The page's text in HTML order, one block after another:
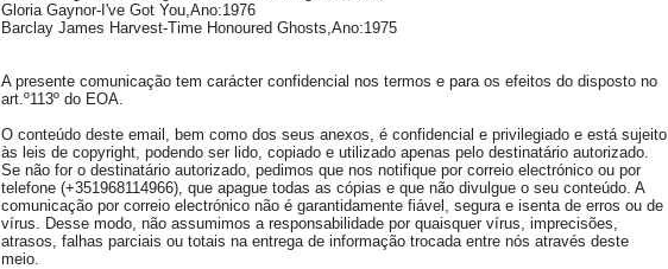
Gloria Gaynor-I've Got You,Ano:1976
Barclay James Harvest-Time Honoured Ghosts,Ano:1975
A presente comunicação tem carácter confidencial nos termos e para os efeitos do disposto no
art.º113º do EOA.
O conteúdo deste email, bem como dos seus anexos, é confidencial e privilegiado e está sujeito
às leis de copyright, podendo ser lido, copiado e utilizado apenas pelo destinatário autorizado.
Se não for o destinatário autorizado, pedimos que nos notifique por correio electrónico ou por
telefone (+351968114966), que apague todas as cópias e que não divulgue o seu conteúdo. A
comunicação por correio electrónico não é garantidamente fiável, segura e isenta de erros ou de
vírus. Desse modo, não assumimos a responsabilidade por quaisquer vírus, imprecisões,
atrasos, falhas parciais ou totais na entrega de informação trocada entre nós através deste
meio.